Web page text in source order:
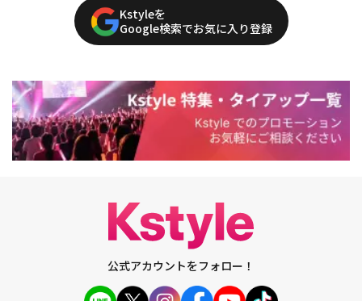
Kstyleを
Google検索でお気に入り登録
公式アカウントをフォロー！